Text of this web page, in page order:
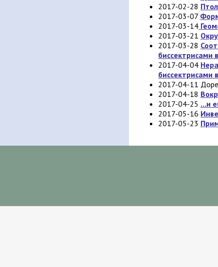
2017-02-28
2017-03-07
2017-03-14
2017-03-21
2017-03-28
биссектрисами
2017-04-04
биссектрисами
2017-04-11
2017-04-18
2017-04-25 ...и
2017-05-16
2017-05-23